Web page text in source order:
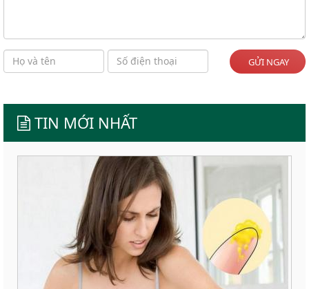
GỬI NGAY
TIN MỚI NHẤT